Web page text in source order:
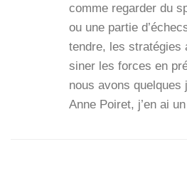
comme regar­der du
ou une par­tie
tendre, les
si­ner les forces en
nous avons
Anne Poi­ret, j’en ai